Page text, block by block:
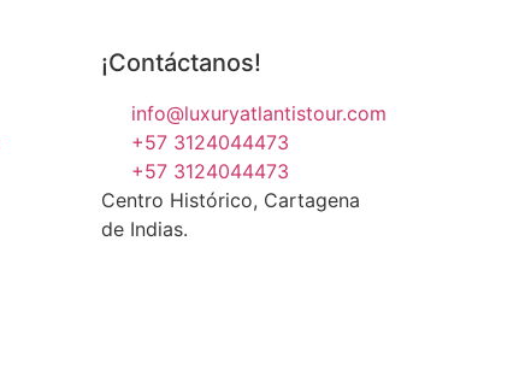
¡Contáctanos!
info@luxuryatlantistour.com
+57 3124044473
+57 3124044473
Centro Histórico, Cartagena
de Indias.